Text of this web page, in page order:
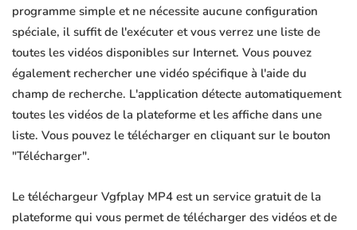
programme simple et ne nécessite aucune configuration
spéciale, il suffit de l'exécuter et vous verrez une liste de
toutes les vidéos disponibles sur Internet. Vous pouvez
également rechercher une vidéo spécifique à l'aide du
champ de recherche. L'application détecte automatiquement
toutes les vidéos de la plateforme et les affiche dans une
liste. Vous pouvez le télécharger en cliquant sur le bouton
"Télécharger".
Le téléchargeur Vgfplay MP4 est un service gratuit de la
plateforme qui vous permet de télécharger des vidéos et de